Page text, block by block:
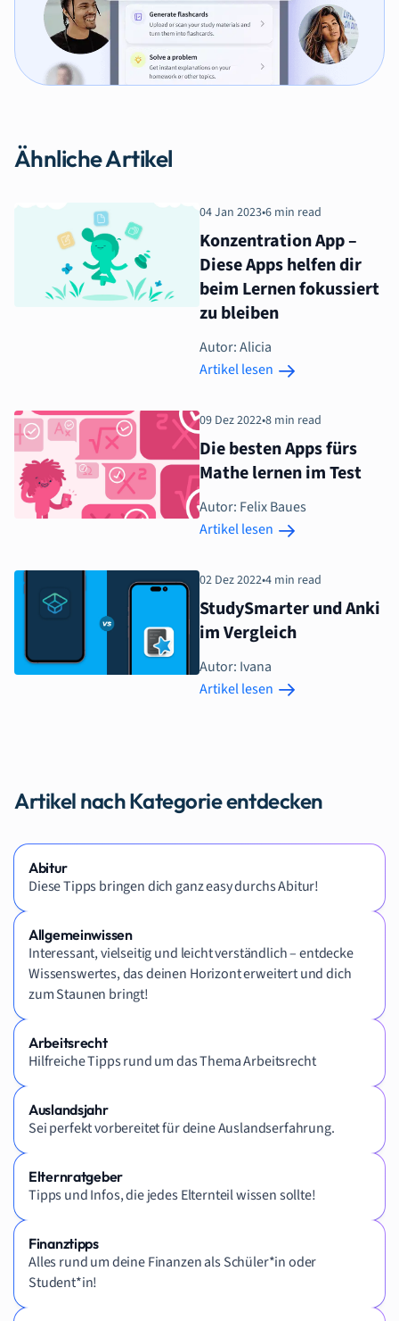
Ähnliche Artikel
04 Jan 2023•6 min read
Konzentration App –
Diese Apps helfen dir
beim Lernen fokussiert
zu bleiben
Autor: Alicia
Artikel lesen
09 Dez 2022•8 min read
Die besten Apps fürs
Mathe lernen im Test
Autor: Felix Baues
Artikel lesen
02 Dez 2022•4 min read
StudySmarter und Anki
im Vergleich
Autor: Ivana
Artikel lesen
Artikel nach Kategorie entdecken
Abitur
Diese Tipps bringen dich ganz easy durchs Abitur!
Allgemeinwissen
Interessant, vielseitig und leicht verständlich – entdecke
Wissenswertes, das deinen Horizont erweitert und dich
zum Staunen bringt!
Arbeitsrecht
Hilfreiche Tipps rund um das Thema Arbeitsrecht
Auslandsjahr
Sei perfekt vorbereitet für deine Auslandserfahrung.
Elternratgeber
Tipps und Infos, die jedes Elternteil wissen sollte!
Finanztipps
Alles rund um deine Finanzen als Schüler*in oder
Student*in!